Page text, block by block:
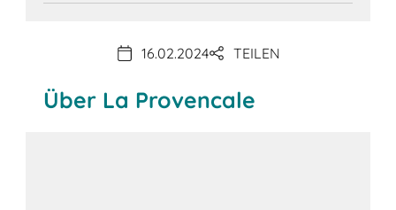
16.02.2024 TEILEN
Über La Provencale